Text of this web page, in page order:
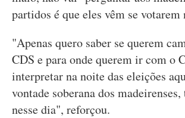
partidos é que eles vêm se votarem
"Apenas quero saber se querem
CDS e para onde querem ir com o
interpretar na noite das eleições
vontade soberana dos
nesse dia", reforçou.